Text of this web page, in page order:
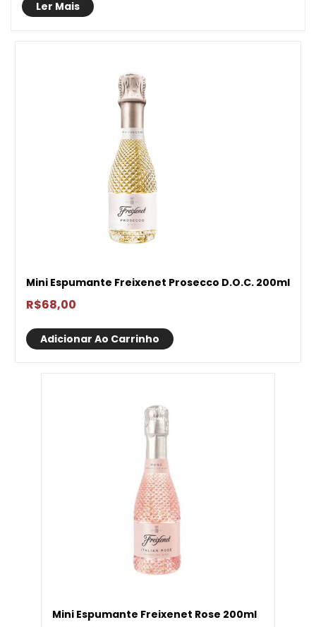
Ler Mais
Mini Espumante Freixenet Prosecco D.O.C. 200ml
R$68,00
Adicionar Ao Carrinho
Mini Espumante Freixenet Rose 200ml